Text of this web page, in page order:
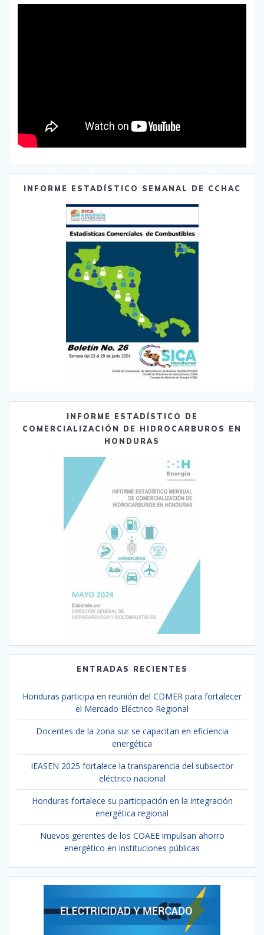
INFORME ESTADÍSTICO SEMANAL DE CCHAC
INFORME ESTADÍSTICO DE
COMERCIALIZACIÓN DE HIDROCARBUROS EN
HONDURAS
ENTRADAS RECIENTES
Honduras participa en reunión del CDMER para fortalecer
el Mercado Eléctrico Regional
Docentes de la zona sur se capacitan en eficiencia
energética
IEASEN 2025 fortalece la transparencia del subsector
eléctrico nacional
Honduras fortalece su participación en la integración
energética regional
Nuevos gerentes de los COAEE impulsan ahorro
energético en instituciones públicas